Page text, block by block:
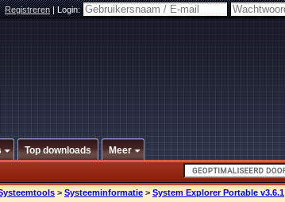
Registreren|Login:
Top downloads Meer
> Systeeminformatie > System Explorer Portable v3.6.1